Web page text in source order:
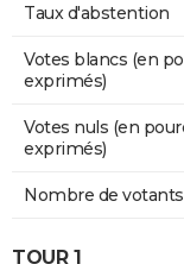
Taux d'abstention
Votes blancs (en
exprimés)
Votes nuls (en
exprimés)
Nombre de votants
TOUR 1